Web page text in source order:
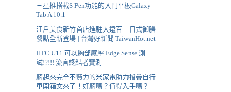
三星推搭載S Pen功能的入門平板Galaxy
Tab A 10.1
江戶美食新竹首店進駐大遠百 日式御膳
餐點全新登場 | 台灣好新聞 TaiwanHot.net
HTC U11 可以胸部感壓 Edge Sense 測
試!?!!! 流言終結者實測
騎起來完全不費力的米家電助力摺疊自行
車開箱文來了！好騎嗎？值得入手嗎？